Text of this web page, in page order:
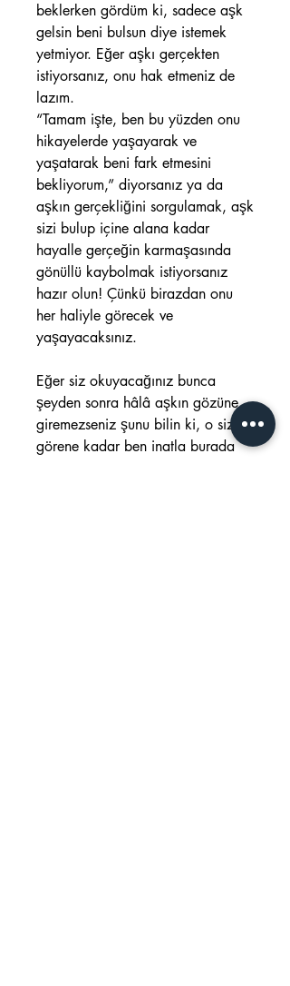
beklerken gördüm ki, sadece aşk
gelsin beni bulsun diye istemek
yetmiyor. Eğer aşkı gerçekten
istiyorsanız, onu hak etmeniz de
lazım.
“Tamam işte, ben bu yüzden onu
hikayelerde yaşayarak ve
yaşatarak beni fark etmesini
bekliyorum,” diyorsanız ya da
aşkın gerçekliğini sorgulamak, aşk
sizi bulup içine alana kadar
hayalle gerçeğin karmaşasında
gönüllü kaybolmak istiyorsanız
hazır olun! Çünkü birazdan onu
her haliyle görecek ve
yaşayacaksınız.
Eğer siz okuyacağınız bunca
şeyden sonra hâlâ aşkın gözüne
giremezseniz şunu bilin ki, o sizi
görene kadar ben inatla burada